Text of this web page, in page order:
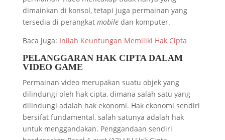
dimainkan di konsol, tetapi juga permainan yang
tersedia di perangkat mobiledan komputer.
Baca juga: Inilah Keuntungan Memiliki Hak Cipta
PELANGGARAN HAK CIPTA DALAM
VIDEO GAME
Permainan video merupakan suatu objek yang
dilindungi oleh hak cipta, dimana salah satu yang
dilindungi adalah hak ekonomi. Hak ekonomi sendiri
bersifat fundamental, salah satunya adalah hak
untuk menggandakan. Penggandaan sendiri